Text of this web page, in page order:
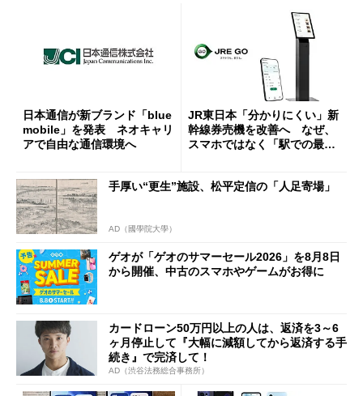
日本通信が新ブランド「blue
mobile」を発表 ネオキャリ
アで自由な通信環境へ
JR東日本「分かりにくい」新
幹線券売機を改善へ なぜ、
スマホではなく「駅での最短
手厚い“更生”施設、松平定信の「人足寄場」
AD（國學院大學）
ゲオが「ゲオのサマーセール2026」を8月8日
から開催、中古のスマホやゲームがお得に
カードローン50万円以上の人は、返済を3～6
ヶ月停止して『大幅に減額してから返済する手
続き』で完済して！
AD（渋谷法務総合事務所）